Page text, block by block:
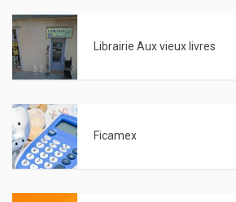
Librairie Aux vieux livres
Ficamex